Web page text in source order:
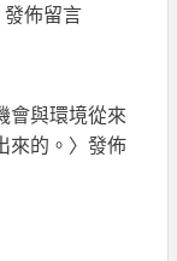
發佈留言
會與環境從來
來的。 〉發佈